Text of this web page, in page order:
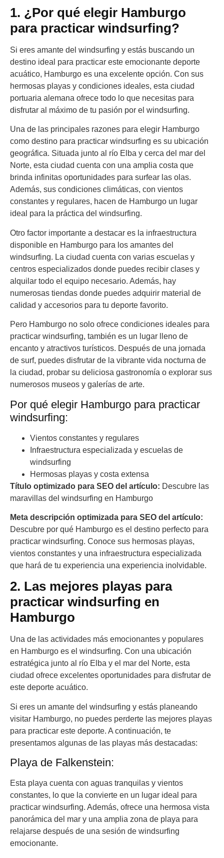
1. ¿Por qué elegir Hamburgo
para practicar windsurfing?
Si eres amante del windsurfing y estás buscando un
destino ideal para practicar este emocionante deporte
acuático, Hamburgo es una excelente opción. Con sus
hermosas playas y condiciones ideales, esta ciudad
portuaria alemana ofrece todo lo que necesitas para
disfrutar al máximo de tu pasión por el windsurfing.
Una de las principales razones para elegir Hamburgo
como destino para practicar windsurfing es su ubicación
geográfica. Situada junto al río Elba y cerca del mar del
Norte, esta ciudad cuenta con una amplia costa que
brinda infinitas oportunidades para surfear las olas.
Además, sus condiciones climáticas, con vientos
constantes y regulares, hacen de Hamburgo un lugar
ideal para la práctica del windsurfing.
Otro factor importante a destacar es la infraestructura
disponible en Hamburgo para los amantes del
windsurfing. La ciudad cuenta con varias escuelas y
centros especializados donde puedes recibir clases y
alquilar todo el equipo necesario. Además, hay
numerosas tiendas donde puedes adquirir material de
calidad y accesorios para tu deporte favorito.
Pero Hamburgo no solo ofrece condiciones ideales para
practicar windsurfing, también es un lugar lleno de
encanto y atractivos turísticos. Después de una jornada
de surf, puedes disfrutar de la vibrante vida nocturna de
la ciudad, probar su deliciosa gastronomía o explorar sus
numerosos museos y galerías de arte.
Por qué elegir Hamburgo para practicar
windsurfing:
Vientos constantes y regulares
Infraestructura especializada y escuelas de
windsurfing
Hermosas playas y costa extensa
Título optimizado para SEO del artículo: Descubre las
maravillas del windsurfing en Hamburgo
Meta descripción optimizada para SEO del artículo:
Descubre por qué Hamburgo es el destino perfecto para
practicar windsurfing. Conoce sus hermosas playas,
vientos constantes y una infraestructura especializada
que hará de tu experiencia una experiencia inolvidable.
2. Las mejores playas para
practicar windsurfing en
Hamburgo
Una de las actividades más emocionantes y populares
en Hamburgo es el windsurfing. Con una ubicación
estratégica junto al río Elba y el mar del Norte, esta
ciudad ofrece excelentes oportunidades para disfrutar de
este deporte acuático.
Si eres un amante del windsurfing y estás planeando
visitar Hamburgo, no puedes perderte las mejores playas
para practicar este deporte. A continuación, te
presentamos algunas de las playas más destacadas:
Playa de Falkenstein:
Esta playa cuenta con aguas tranquilas y vientos
constantes, lo que la convierte en un lugar ideal para
practicar windsurfing. Además, ofrece una hermosa vista
panorámica del mar y una amplia zona de playa para
relajarse después de una sesión de windsurfing
emocionante.